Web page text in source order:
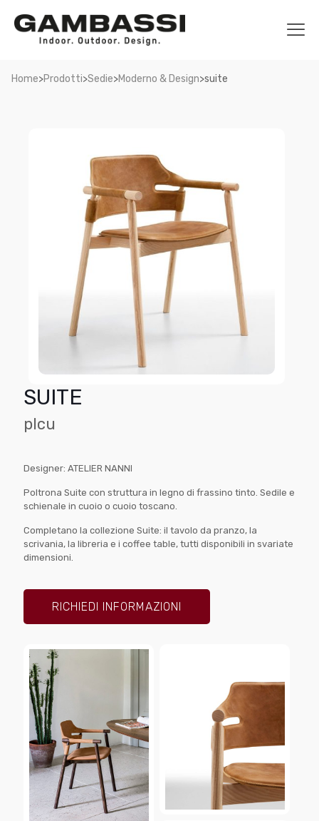
Home>Prodotti>Sedie>Moderno & Design>suite
SUITE
plcu
Designer: ATELIER NANNI
Poltrona Suite con struttura in legno di frassino tinto. Sedile e
schienale in cuoio o cuoio toscano.
Completano la collezione Suite: il tavolo da pranzo, la
scrivania, la libreria e i coffee table, tutti disponibili in svariate
dimensioni.
RICHIEDI INFORMAZIONI